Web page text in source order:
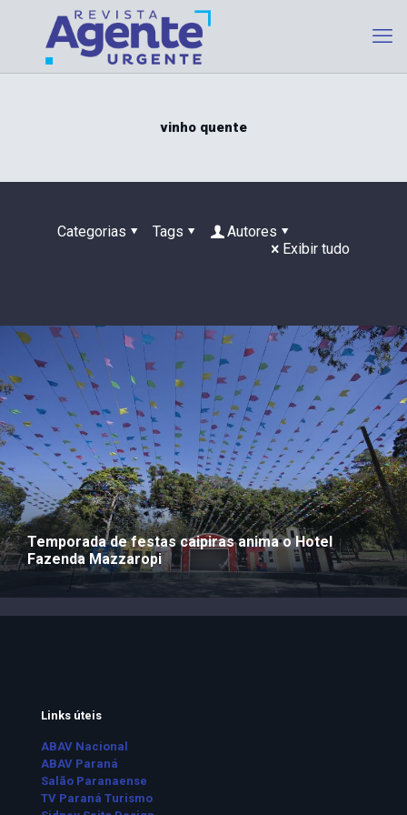
vinho quente
Categorias Tags
Autores
Exibir tudo
Temporada de festas caipiras anima o Hotel
Fazenda Mazzaropi
Links úteis
ABAV Nacional
ABAV Paraná
Salão Paranaense
TV Paraná Turismo